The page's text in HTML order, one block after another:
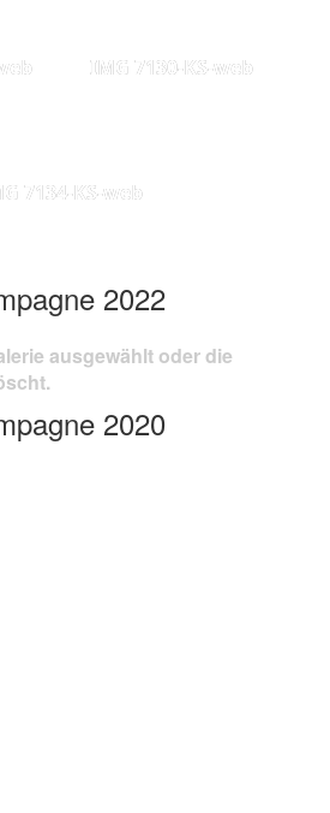
IMG 7130-KS-web
7134-KS-web
2022
ausgewählt oder die
2020